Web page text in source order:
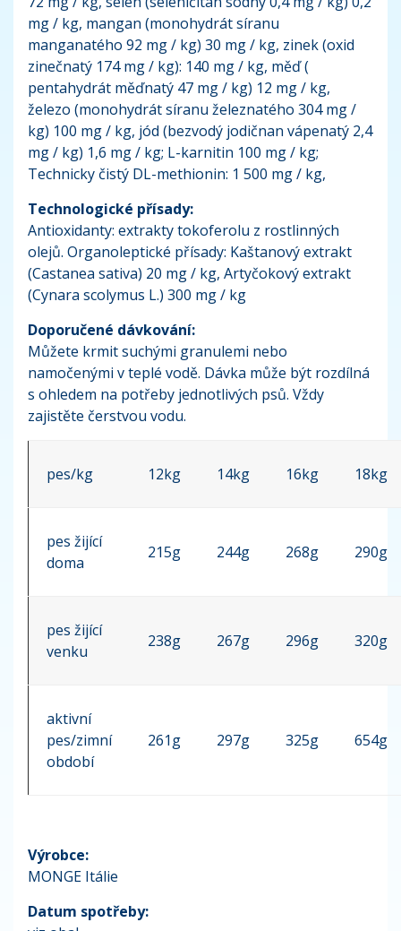
mg / kg, mangan (monohydrát síranu
manganatého 92 mg / kg) 30 mg / kg, zinek (oxid
zinečnatý 174 mg / kg): 140 mg / kg, měď (
pentahydrát měďnatý 47 mg / kg) 12 mg / kg,
železo (monohydrát síranu železnatého 304 mg /
kg) 100 mg / kg, jód (bezvodý jodičnan vápenatý 2,4
mg / kg) 1,6 mg / kg; L-karnitin 100 mg / kg;
Technicky čistý DL-methionin: 1 500 mg / kg,
Technologické přísady:
Antioxidanty: extrakty tokoferolu z rostlinných
olejů. Organoleptické přísady: Kaštanový extrakt
(Castanea sativa) 20 mg / kg, Artyčokový extrakt
(Cynara scolymus L.) 300 mg / kg
Doporučené dávkování:
Můžete krmit suchými granulemi nebo
namočenými v teplé vodě. Dávka může být rozdílná
s ohledem na potřeby jednotlivých psů. Vždy
zajistěte čerstvou vodu.
pes/kg 12kg 14kg 16kg 18kg
pes žijící
doma
215g 244g 268g 290g
pes žijící
venku
238g 267g 296g 320g
aktivní
pes/zimní
období
261g 297g 325g 654g
Výrobce:
MONGE Itálie
Datum spotřeby: